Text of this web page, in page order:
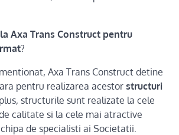
Axa Trans Construct pentru
?
Axa Trans Construct detine
pentru realizarea acestor structuri
plus, structurile sunt realizate la cele
calitate si la cele mai atractive
de specialisti ai Societatii.